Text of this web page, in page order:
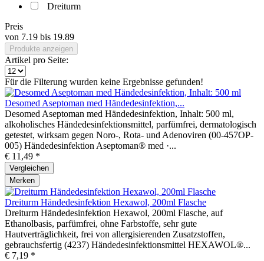
Dreiturm
Preis
von 7.19 bis 19.89
Produkte anzeigen
Artikel pro Seite:
Für die Filterung wurden keine Ergebnisse gefunden!
Desomed Aseptoman med Händedesinfektion,...
Desomed Aseptoman med Händedesinfektion, Inhalt: 500 ml,
alkoholisches Händedesinfektionsmittel, parfümfrei, dermatologisch
getestet, wirksam gegen Noro-, Rota- und Adenoviren (00-457OP-
005) Händedesinfektion Aseptoman® med ·...
€ 11,49 *
Vergleichen
Merken
Dreiturm Händedesinfektion Hexawol, 200ml Flasche
Dreiturm Händedesinfektion Hexawol, 200ml Flasche, auf
Ethanolbasis, parfümfrei, ohne Farbstoffe, sehr gute
Hautverträglichkeit, frei von allergisierenden Zusatzstoffen,
gebrauchsfertig (4237) Händedesinfektionsmittel HEXAWOL®...
€ 7,19 *